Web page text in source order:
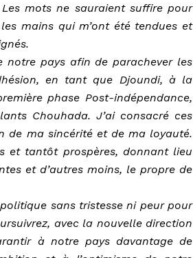
mots ne sauraient suffire pour
mains qui m’ont été tendues et
notre pays afin de parachever les
en tant que Djoundi, à la
phase Post-indépendance,
Chouhada. J’ai consacré ces
de ma sincérité et de ma loyauté.
et tantôt prospères, donnant lieu
et d’autres moins, le propre de
sans tristesse ni peur pour
avec la nouvelle direction
à notre pays davantage de